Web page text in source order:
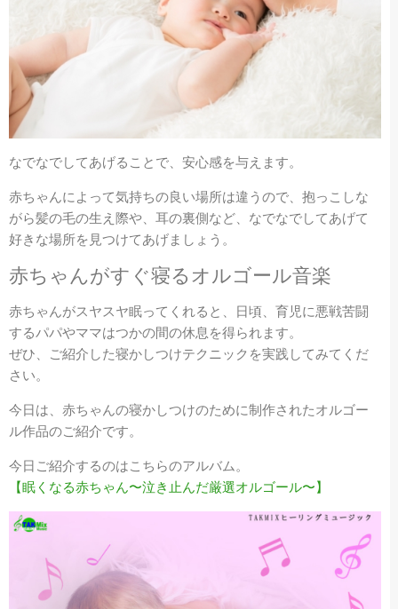
なでなでしてあげることで、安心感を与えます。
赤ちゃんによって気持ちの良い場所は違うので、抱っこしな
がら髪の毛の生え際や、耳の裏側など、なでなでしてあげて
好きな場所を見つけてあげましょう。
赤ちゃんがすぐ寝るオルゴール音楽
赤ちゃんがスヤスヤ眠ってくれると、日頃、育児に悪戦苦闘
するパパやママはつかの間の休息を得られます。
ぜひ、ご紹介した寝かしつけテクニックを実践してみてくだ
さい。
今日は、赤ちゃんの寝かしつけのために制作されたオルゴー
ル作品のご紹介です。
今日ご紹介するのはこちらのアルバム。
【眠くなる赤ちゃん〜泣き止んだ厳選オルゴール〜】